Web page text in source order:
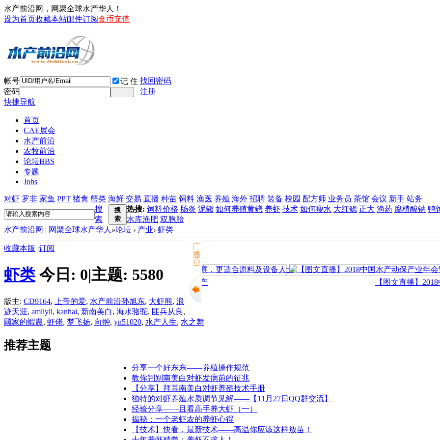
水产前沿网，网聚全球水产华人！
设为首页收藏本站邮件订阅金币充值
帐号 记 住 找回密码
密码
注册
快捷导航
首页
CAE展会
水产前沿
农牧前沿
论坛BBS
专题
Jobs
对虾 罗非 家鱼 PPT 猪禽 蟹类 海鲜 交易 直播 种苗 饲料 渔医 养殖 海外 招聘 装备 校园 配方师 业务员 茶馆 会议 新手 站务
搜
索
搜
索
热搜: 饲料价格 肠炎 泥鳅 如何养殖黄鳝 养虾 技术 如何瘦水 大红鳃 正大 渔药 腐植酸钠 鸭
水库渔肥 双胞胎
水产前沿网 | 网聚全球水产华人 »论坛 › 产业› 虾类
旺海饲料 【图文直播】泰国水产 【图文直播】2018中
收藏本版 |订阅
虾类 今日: 0|主题: 5580
版主: CD9164, 上帝的爱, 水产前沿孙旭东, 大虾熊, 浪
迹天涯, amilyli, kanhai, 新南美白, 海水骆驼, 匪兵从良 ,
國家的蝦農, 虾佬, 梦飞扬, 向翀, yn51020, 水产人生, 水之舞
推荐主题
分享一个好东东——养殖操作规范
教你判别南美白对虾发病前的征兆
【分享】拜耳南美白对虾养殖技术手册
独特的对虾养殖水质调节见解——【11月27日QQ群交流】
经验分享——且看高手养大虾（一）
揭秘：一个老虾农的养虾心得
【技术】快看，最新技术——高温你应该这样放苗！